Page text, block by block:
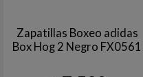
Zapatillas Boxeo adidas
Box Hog 2 Negro FX0561